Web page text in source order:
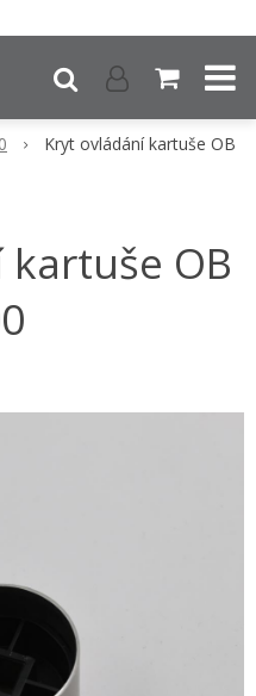
Kryt ovládání kartuše OB
OB